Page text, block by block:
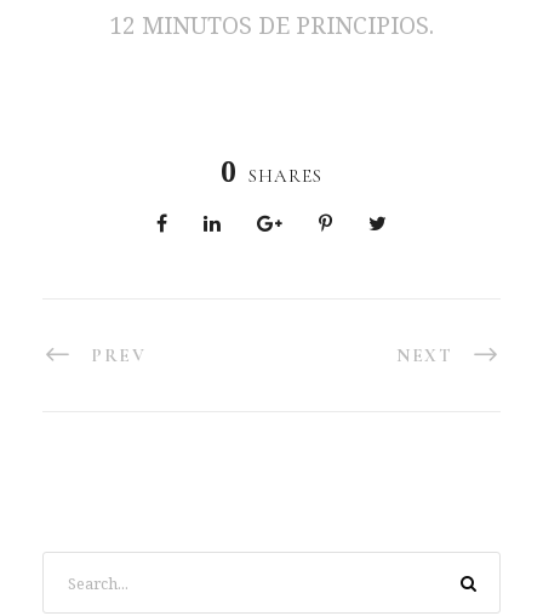
12 MINUTOS DE PRINCIPIOS.
0 SHARES
PREV NEXT